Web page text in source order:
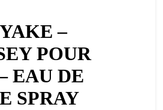
–
POUR
EAU DE
SPRAY